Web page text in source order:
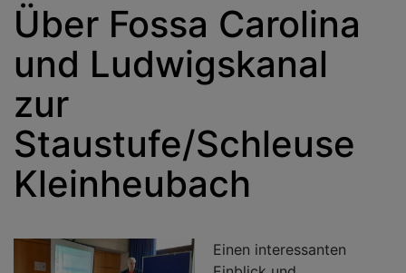
Über Fossa Carolina
und Ludwigskanal
zur
Staustufe/Schleuse
Kleinheubach
Einen interessanten